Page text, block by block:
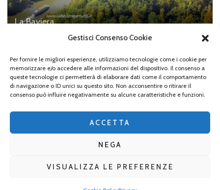
Gestisci Consenso Cookie
Per fornire le migliori esperienze, utilizziamo tecnologie come i cookie per
memorizzare e/o accedere alle informazioni del dispositivo. Il consenso a
queste tecnologie ci permetterà di elaborare dati come il comportamento
di navigazione o ID unici su questo sito. Non acconsentire o ritirare il
consenso può influire negativamente su alcune caratteristiche e funzioni.
ACCETTA
NEGA
VISUALIZZA LE PREFERENZE
La Baviera
La Befreiungshalle di Kelheim
Lascia un commento
per inviare un commento.
Blossom Themes. Powered by